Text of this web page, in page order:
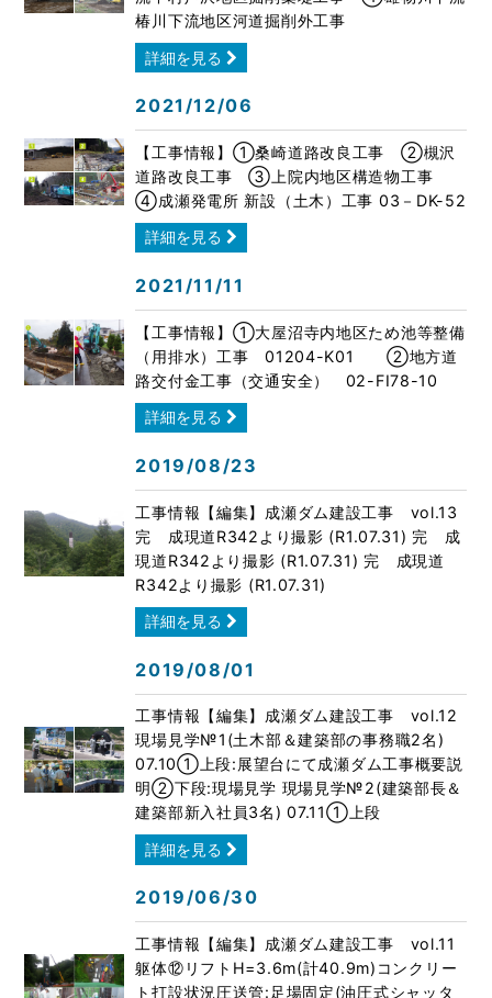
椿川下流地区河道掘削外工事
詳細を見る
2021/12/06
【工事情報】①桑崎道路改良工事 ②槻沢
道路改良工事 ③上院内地区構造物工事
④成瀬発電所 新設（土木）工事 03－DK-52
詳細を見る
2021/11/11
【工事情報】①大屋沼寺内地区ため池等整備
（用排水）工事 01204-K01 ②地方道
路交付金工事（交通安全） 02-FI78-10
詳細を見る
2019/08/23
工事情報【編集】成瀬ダム建設工事 vol.13
完 成現道R342より撮影 (R1.07.31) 完 成
現道R342より撮影 (R1.07.31) 完 成現道
R342より撮影 (R1.07.31)
詳細を見る
2019/08/01
工事情報【編集】成瀬ダム建設工事 vol.12
現場見学№1(土木部＆建築部の事務職2名)
07.10①上段:展望台にて成瀬ダム工事概要説
明②下段:現場見学 現場見学№2(建築部長＆
建築部新入社員3名) 07.11①上段
詳細を見る
2019/06/30
工事情報【編集】成瀬ダム建設工事 vol.11
躯体⑫リフトH=3.6m(計40.9m)コンクリー
ト打設状況圧送管:足場固定(油圧式シャッタ